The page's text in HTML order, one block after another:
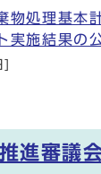
物処理基本
実施結果の
進審議